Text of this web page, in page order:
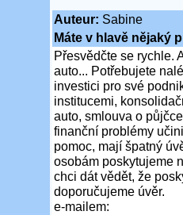
Auteur: Sabine
Máte v hlavě nějaký
Přesvědčte se rychle.
auto... Potřebujete
investici pro své
institucemi,
auto, smlouva o
finanční problémy
pomoc, mají špatný
osobám poskytujeme
chci dát vědět, že
doporučujeme úvěr.
e-mailem: